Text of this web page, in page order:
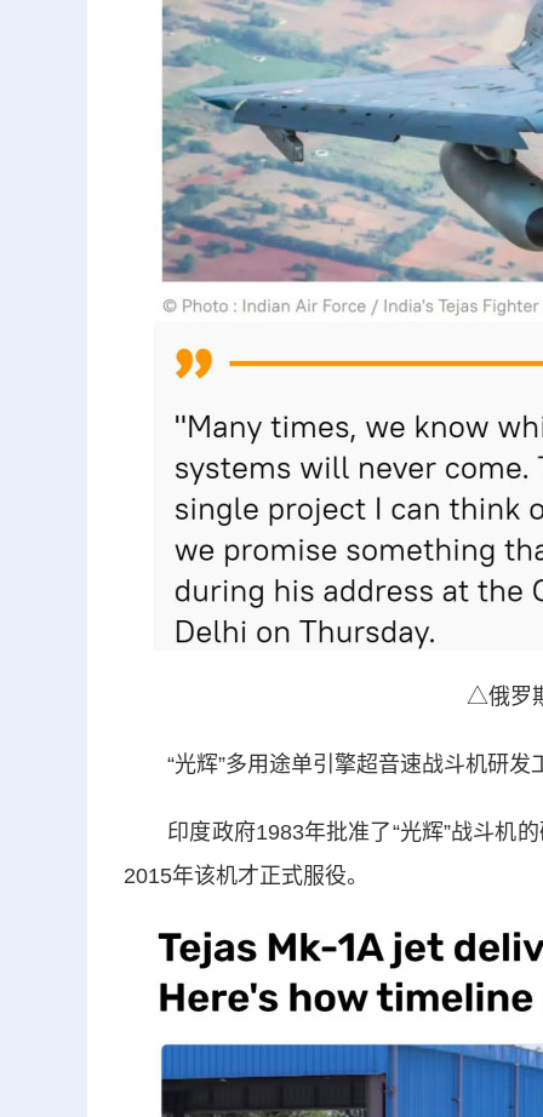
△俄罗
“光辉”多用途单引擎超音速战斗机研发
印度政府1983年批准了“光辉”战斗机的
2015年该机才正式服役。